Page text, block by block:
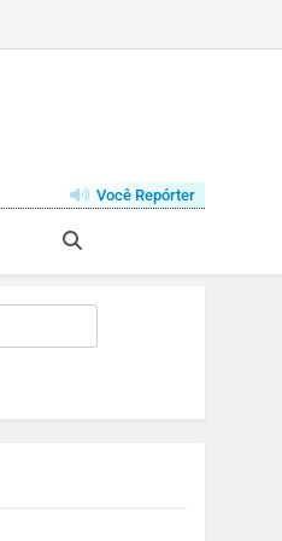
Você Repórter